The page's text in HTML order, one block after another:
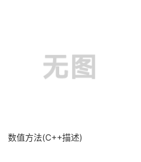
数值方法(C++描述)